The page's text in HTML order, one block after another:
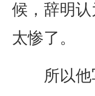
候，辞明
太惨了。
所以他写